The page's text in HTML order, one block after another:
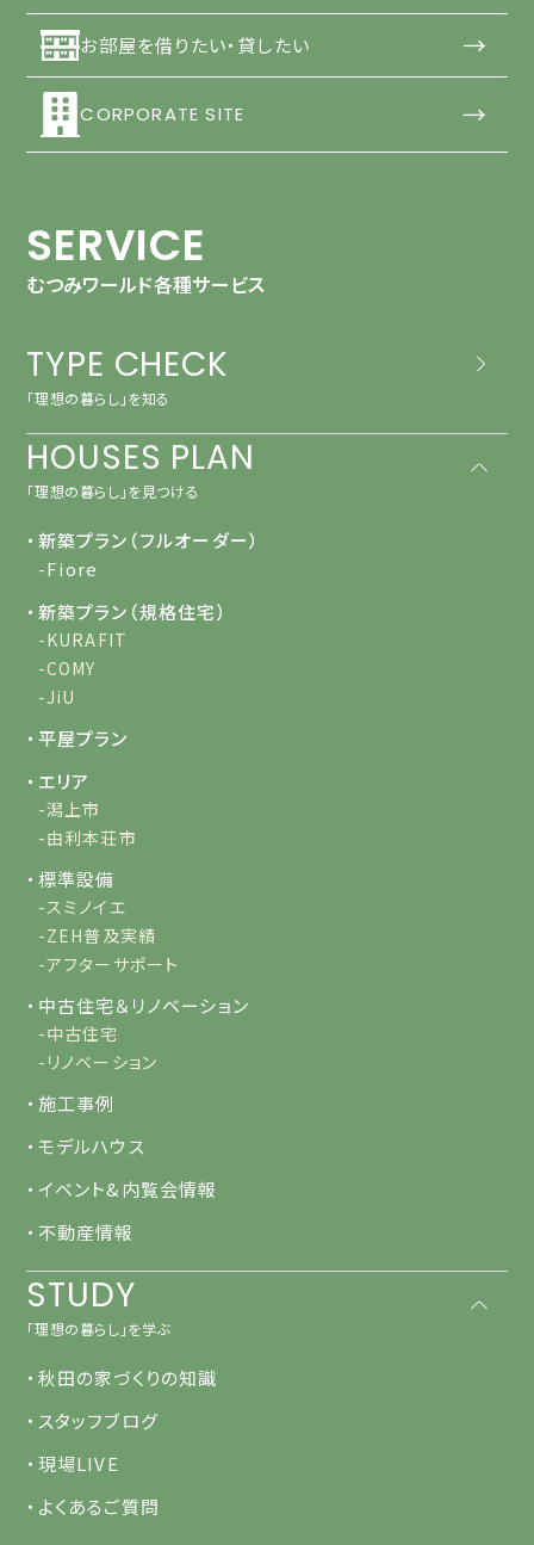
お部屋を借りたい・貸したい →
CORPORATE SITE →
SERVICE
むつみワールド各種サービス
TYPE CHECK
「理想の暮らし」を知る
HOUSES PLAN
「理想の暮らし」を見つける
・新築プラン（フルオーダー）
-Fiore
・新築プラン（規格住宅）
-KURAFIT
-COMY
-JiU
・平屋プラン
・エリア
-潟上市
-由利本荘市
・標準設備
-スミノイエ
-ZEH普及実績
-アフターサポート
・中古住宅＆リノベーション
-中古住宅
-リノベーション
・施工事例
・モデルハウス
・イベント&内覧会情報
・不動産情報
STUDY
「理想の暮らし」を学ぶ
・秋田の家づくりの知識
・スタッフブログ
・現場LIVE
・よくあるご質問